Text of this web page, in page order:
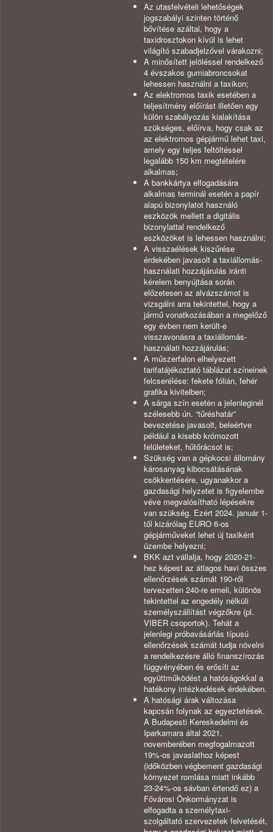
Az utasfelvételi lehetőségek
jogszabályi szinten történő
bővítése azáltal, hogy a
taxidrosztokon kívül is lehet
világító szabadjelzővel várakozni;
A minősített jelöléssel rendelkező
4 évszakos gumiabroncsokat
lehessen használni a taxikon;
Az elektromos taxik esetében a
teljesítmény előírást illetően egy
külön szabályozás kialakítása
szükséges, előírva, hogy csak az
az elektromos gépjármű lehet taxi,
amely egy teljes feltöltéssel
legalább 150 km megtételére
alkalmas;
A bankkártya elfogadására
alkalmas terminál esetén a papír
alapú bizonylatot használó
eszközök mellett a digitális
bizonylattal rendelkező
eszközöket is lehessen használni;
A visszaélések kiszűrése
érdekében javasolt a taxiállomás-
használati hozzájárulás iránti
kérelem benyújtása során
előzetesen az alvázszámot is
vizsgálni arra tekintettel, hogy a
jármű vonatkozásában a megelőző
egy évben nem került-e
visszavonásra a taxiállomás-
használati hozzájárulás;
A műszerfalon elhelyezett
tarifatájékoztató táblázat színeinek
felcserélése: fekete fólián, fehér
grafika kivitelben;
A sárga szín esetén a jelenleginél
szélesebb ún. “tűréshatár”
bevezetése javasolt, beleértve
például a kisebb krómozott
felületeket, hűtőrácsot is;
Szükség van a gépkocsi állomány
károsanyag kibocsátásának
csökkentésére, ugyanakkor a
gazdasági helyzetet is figyelembe
véve megvalósítható lépésekre
van szükség. Ezért 2024. január 1-
től kizárólag EURO 6-os
gépjárműveket lehet új taxiként
üzembe helyezni;
BKK azt vállalja, hogy 2020-21-
hez képest az átlagos havi összes
ellenőrzések számát 190-ről
tervezetten 240-re emeli, különös
tekintettel az engedély nélküli
személyszállítást végzőkre (pl.
VIBER csoportok). Tehát a
jelenlegi próbavásárlás típusú
ellenőrzések számát tudja növelni
a rendelkezésre álló finanszírozás
függvényében és erősíti az
együttműködést a hatóságokkal a
hatékony intézkedések érdekében.
A hatósági árak változása
kapcsán folynak az egyeztetések.
A Budapesti Kereskedelmi és
Iparkamara által 2021.
novemberében megfogalmazott
19%-os javaslathoz képest
(időközben végbement gazdasági
környezet romlása miatt inkább
23-24%-os sávban értendő ez) a
Fővárosi Önkormányzat is
elfogadta a személytaxi-
szolgáltató szervezetek felvetését,